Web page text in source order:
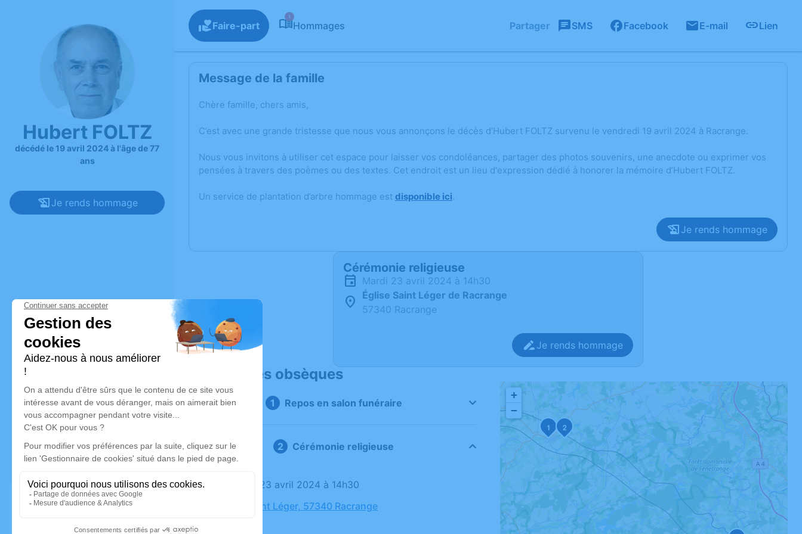
Hubert FOLTZ
décédé le 19 avril 2024 à l'âge de 77
ans
Je rends hommage
Faire-part
1
Hommages Partager SMS Facebook E-mail Lien
Message de la famille
Chère famille, chers amis,
C’est avec une grande tristesse que nous vous annonçons le décès d’Hubert FOLTZ survenu le vendredi 19 avril 2024 à Racrange.
Nous vous invitons à utiliser cet espace pour laisser vos condoléances, partager des photos souvenirs, une anecdote ou exprimer vos
pensées à travers des poèmes ou des textes. Cet endroit est un lieu d'expression dédié à honorer la mémoire d’Hubert FOLTZ.
Un service de plantation d’arbre hommage est disponible ici.
Je rends hommage
Cérémonie religieuse
mardi 23 avril 2024 à 14h30
Église Saint Léger de Racrange
57340 Racrange
Je rends hommage
Déroulé des obsèques
Repos en salon funéraire
Cérémonie religieuse
Le mardi 23 avril 2024 à 14h30
Église Saint Léger, 57340 Racrange
1 2
+
−